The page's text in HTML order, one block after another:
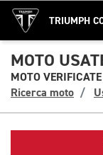
TRIUMPH
MOTO
MOTO
Ricerca moto